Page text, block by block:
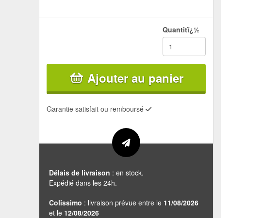
Quantitï¿½
Ajouter au panier
Garantie satisfait ou remboursé
Délais de livraison : en stock.
Expédié dans les 24h.
Colissimo : livraison prévue entre le 11/08/2026
et le 12/08/2026